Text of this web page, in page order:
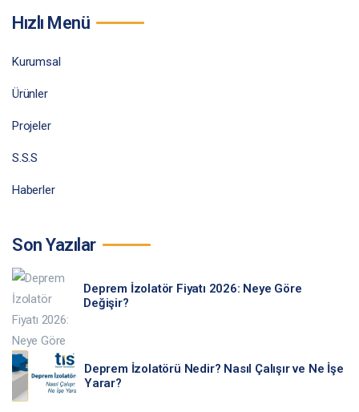
Hızlı Menü
Kurumsal
Ürünler
Projeler
S.S.S
Haberler
Son Yazılar
Deprem İzolatör Fiyatı 2026: Neye Göre
Değişir?
Deprem İzolatörü Nedir? Nasıl Çalışır ve Ne İşe
Yarar?